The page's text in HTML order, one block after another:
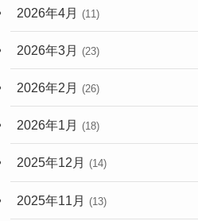
2026年4月 (11)
2026年3月 (23)
2026年2月 (26)
2026年1月 (18)
2025年12月 (14)
2025年11月 (13)